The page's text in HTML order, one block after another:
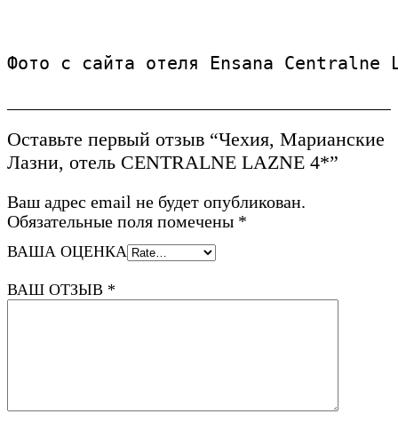
Фото с сайта отеля Ensana Centralne
Оставьте первый отзыв “Чехия, Марианские
Лазни, отель CENTRALNE LAZNE 4*”
Ваш адрес email не будет опубликован.
Обязательные поля помечены *
ВАША ОЦЕНКА
ВАШ ОТЗЫВ *